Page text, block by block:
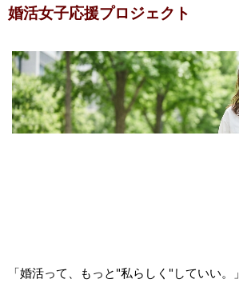
婚活女子応援プロジェクト
「婚活って、もっと"私らしく"していい。」